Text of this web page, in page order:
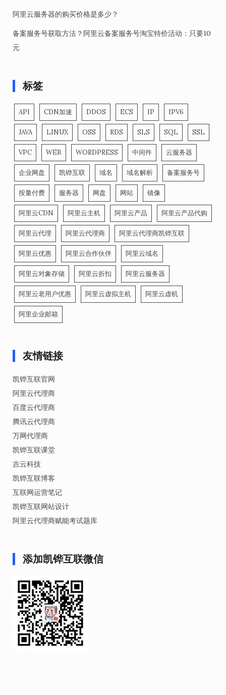
阿里云服务器的购买价格是多少？
备案服务号获取方法？阿里云备案服务号淘宝特价活动：只要10
元
标签
API CDN加速 DDOS ECS IP IPV6
JAVA LINUX OSS RDS SLS SQL SSL
VPC WEB WORDPRESS 中间件 云服务器
企业网盘 凯铧互联 域名 域名解析 备案服务号
按量付费 服务器 网盘 网站 镜像
阿里云CDN 阿里云主机 阿里云产品 阿里云产品代购
阿里云代理 阿里云代理商 阿里云代理商凯铧互联
阿里云优惠 阿里云合作伙伴 阿里云域名
阿里云对象存储 阿里云折扣 阿里云服务器
阿里云老用户优惠 阿里云虚拟主机 阿里云虚机
阿里企业邮箱
友情链接
凯铧互联官网
阿里云代理商
百度云代理商
腾讯云代理商
万网代理商
凯铧互联课堂
吉云科技
凯铧互联博客
互联网运营笔记
凯铧互联网站设计
阿里云代理商赋能考试题库
添加凯铧互联微信